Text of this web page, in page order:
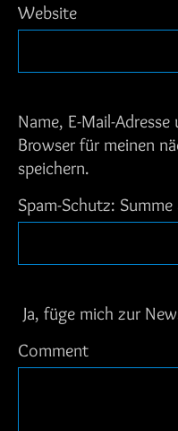
Website
Name, E-Mail-
Browser für meinen
speichern.
Spam-Schutz:
Ja, füge mich zur
Comment